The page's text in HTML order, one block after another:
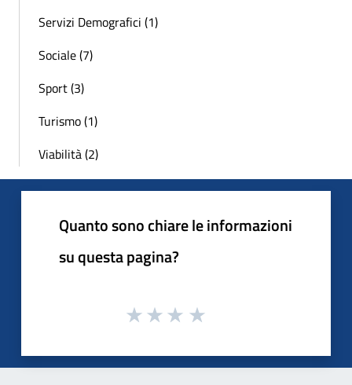
Servizi Demografici (1)
Sociale (7)
Sport (3)
Turismo (1)
Viabilità (2)
Quanto sono chiare le informazioni
su questa pagina?